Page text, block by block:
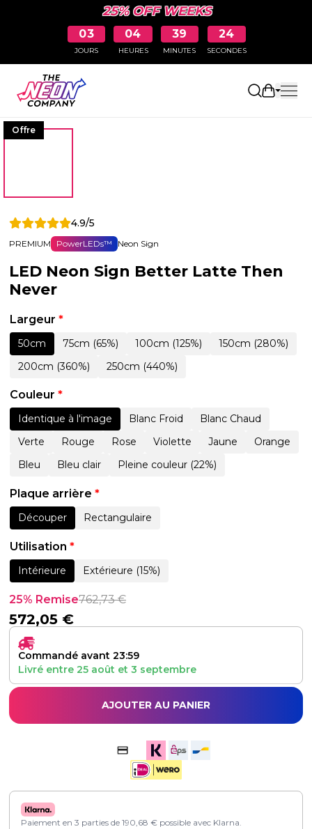
25% OFF WEEKS
03
JOURS
04
HEURES
39
MINUTES
23
SECONDES
Ouvrir
Offre
4.9/5
PREMIUM PowerLEDs™ Neon Sign
LED Neon Sign Better Latte Then
Never
Largeur *
50cm 75cm (65%) 100cm (125%)
150cm (280%)
200cm (360%)
250cm (440%)
Couleur *
Identique à l'image Blanc Froid
Blanc Chaud
Verte
Rouge Rose Violette Jaune
Orange
Bleu
Bleu clair Pleine couleur (22%)
Plaque arrière *
Découper Rectangulaire
Utilisation *
Intérieure Extérieure (15%)
25% Remise762,73€
572,05 €
Commandé avant 23:59
Livré entre 25 août et 3 septembre
AJOUTER AU PANIER
Paiement en 3 parties de 190,68 € possible avec Klarna.